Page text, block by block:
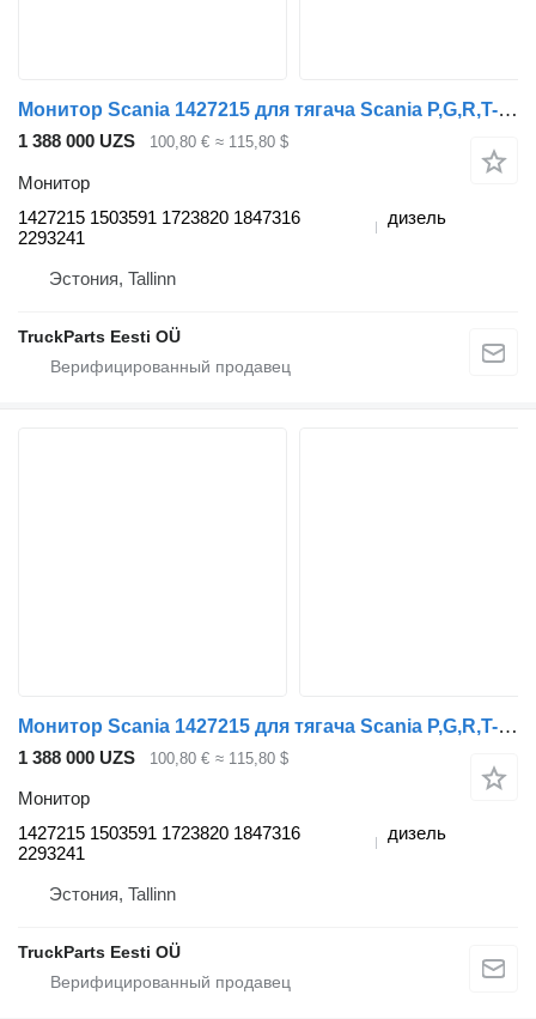
Монитор Scania 1427215 для тягача Scania P,G,R,T-series (2004-2017)
1 388 000 UZS 100,80 € ≈ 115,80 $
Монитор
1427215 1503591 1723820 1847316
2293241
дизель
Эстония, Tallinn
TruckParts Eesti OÜ
Монитор Scania 1427215 для тягача Scania P,G,R,T-series (2004-2017)
1 388 000 UZS 100,80 € ≈ 115,80 $
Монитор
1427215 1503591 1723820 1847316
2293241
дизель
Эстония, Tallinn
TruckParts Eesti OÜ